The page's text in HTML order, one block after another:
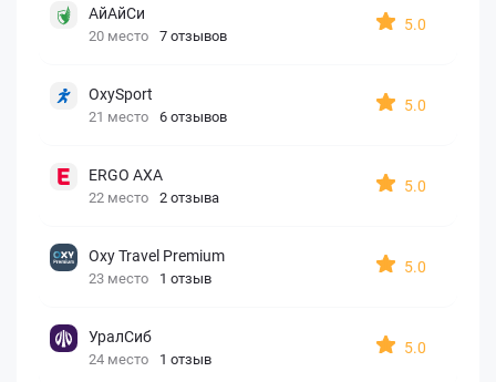
АйАйСи
20 место 7 отзывов
5.0
OxySport
21 место 6 отзывов
5.0
ERGO AXA
22 место 2 отзыва
5.0
Oxy Travel Premium
23 место 1 отзыв
5.0
УралСиб
24 место 1 отзыв
5.0